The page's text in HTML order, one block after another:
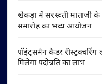
खेकड़ा में सरस्वती माताजी
समारोह का भव्य आयोजन
पॉइंट्समैन कैडर रीस्ट्रक्चरिंग
मिलेगा पदोन्नति का लाभ